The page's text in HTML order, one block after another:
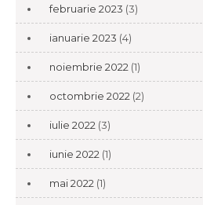
februarie 2023 (3)
ianuarie 2023 (4)
noiembrie 2022 (1)
octombrie 2022 (2)
iulie 2022 (3)
iunie 2022 (1)
mai 2022 (1)